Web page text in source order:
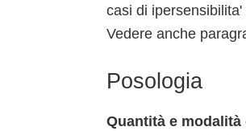
casi di
Vedere anche
Posologia
Quantità e